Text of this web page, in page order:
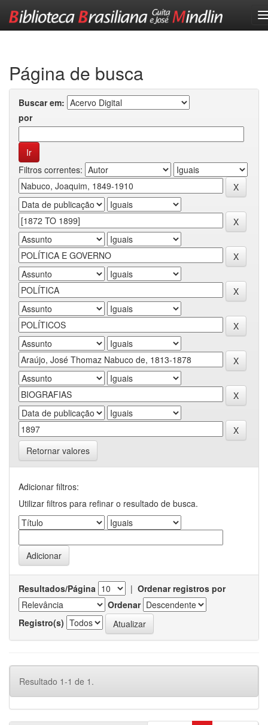
Página de busca
Buscar em:
por
Filtros correntes:
Retornar valores
Adicionar filtros:
Utilizar filtros para refinar o resultado de busca.
Resultados/Página | Ordenar registros por
Ordenar
Registro(s)
Resultado 1-1 de 1.